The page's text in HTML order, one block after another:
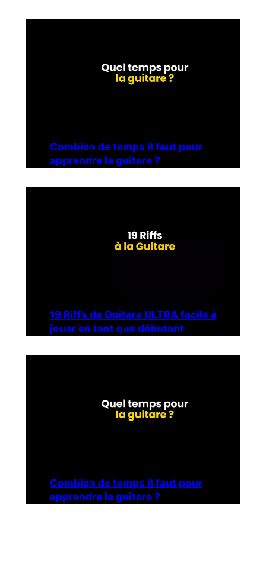
Combien de temps il faut pour
apprendre la guitare ?
19 Riffs de Guitare ULTRA facile à
jouer en tant que débutant
Combien de temps il faut pour
apprendre la guitare ?